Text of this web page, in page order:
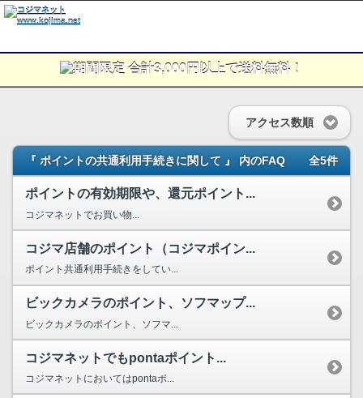
アクセス数順
『 ポイントの共通利用手続きに関して 』 内のFAQ 全5件
ポイントの有効期限や、還元ポイント...
コジマネットでお買い物...
コジマ店舗のポイント（コジマポイン...
ポイント共通利用手続きをしてい...
ビックカメラのポイント、ソフマップ...
ビックカメラのポイント、ソフマ...
コジマネットでもpontaポイント...
コジマネットにおいてはpontaポ...